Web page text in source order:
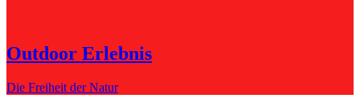
Outdoor Erlebnis
Die Freiheit der Natur